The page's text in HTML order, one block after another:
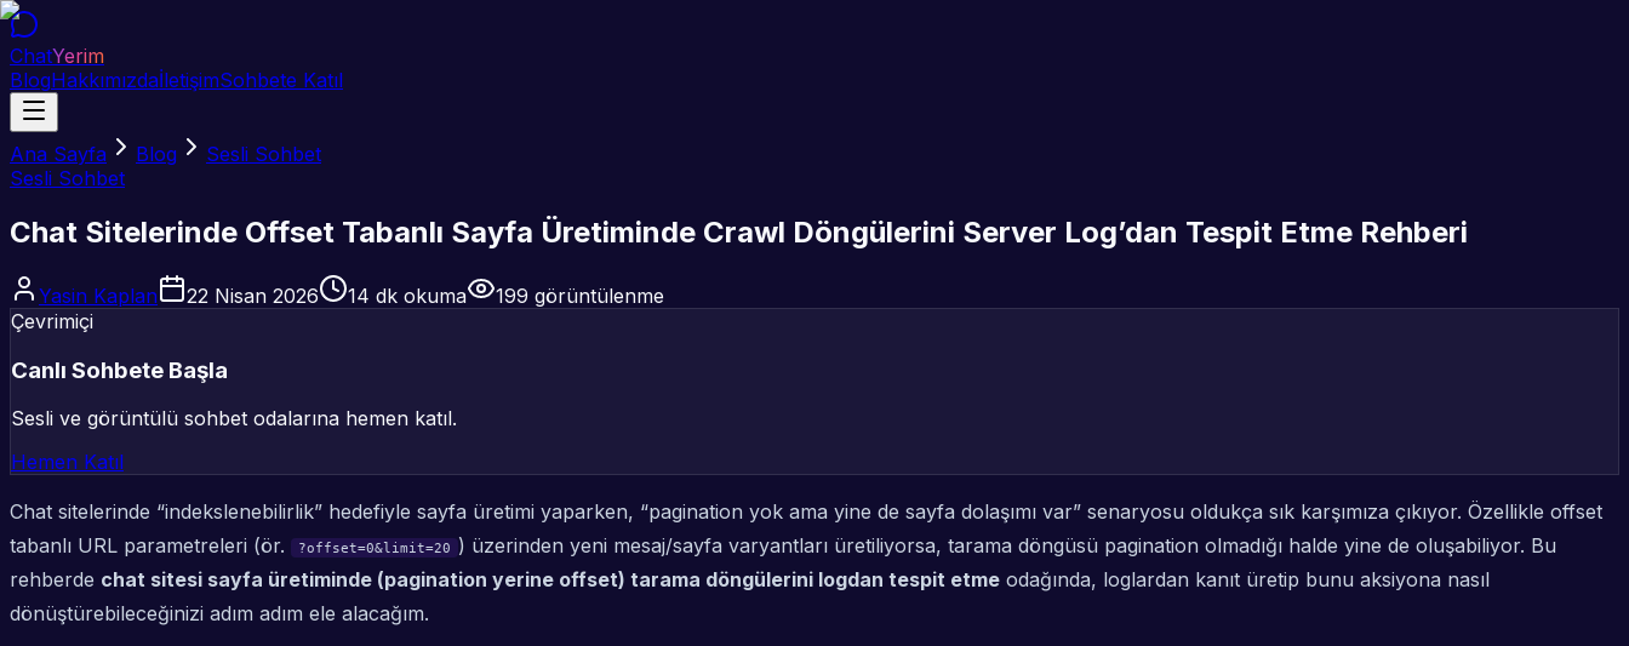
ChatYerim
BlogHakkımızdaİletişimSohbete Katıl
Ana Sayfa Blog
Sesli Sohbet
Sesli Sohbet
Chat Sitelerinde Offset Tabanlı Sayfa Üretiminde Crawl Döngülerini Server Log’dan Tespit Etme Rehberi
Yasin Kaplan 22 Nisan 2026 14 dk okuma 199 görüntülenme
Çevrimiçi
Canlı Sohbete Başla
Sesli ve görüntülü sohbet odalarına hemen katıl.
Hemen Katıl
Chat sitelerinde “indekslenebilirlik” hedefiyle sayfa üretimi yaparken, “pagination yok ama yine de sayfa dolaşımı var” senaryosu oldukça sık karşımıza çıkıyor. Özellikle offset
tabanlı URL parametreleri (ör.
?offset=0&limit=20
) üzerinden yeni mesaj/sayfa varyantları üretiliyorsa, tarama döngüsü pagination olmadığı halde yine de oluşabiliyor. Bu
rehberde chat sitesi sayfa üretiminde (pagination yerine offset) tarama döngülerini logdan tespit etme odağında, loglardan kanıt üretip bunu aksiyona nasıl
dönüştürebileceğinizi adım adım ele alacağım.